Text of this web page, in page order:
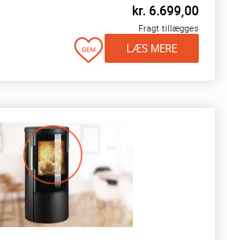
kr. 6.699,00
Fragt tillægges
LÆS MERE